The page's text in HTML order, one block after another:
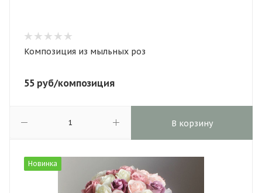
Композиция из мыльных роз
55 руб/композиция
В корзину
Новинка